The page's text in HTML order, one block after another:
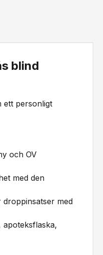
blind
ett personligt
och OV
med den
med